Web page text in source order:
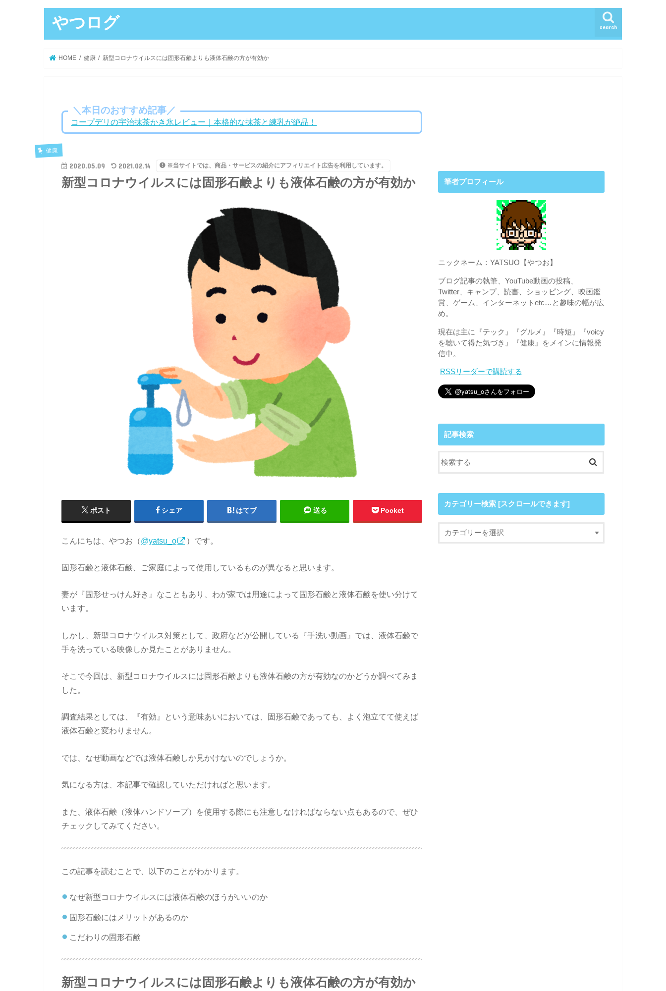
やつログ search
HOME 健康 新型コロナウイルスには固形石鹸よりも液体石鹸の方が有効か
＼本日のおすすめ記事／
コープデリの宇治抹茶かき氷レビュー｜本格的な抹茶と練乳が絶品！
健康
2020.05.09 2021.02.14 ※当サイトでは、商品・サービスの紹介にアフィリエイト広告を利用しています。
新型コロナウイルスには固形石鹸よりも液体石鹸の方が有効か
ポスト シェア はてブ 送る Pocket
こんにちは、やつお（@yatsu_o ）です。
固形石鹸と液体石鹸、ご家庭によって使用しているものが異なると思います。
妻が『固形せっけん好き』なこともあり、わが家では用途によって固形石鹸と液体石鹸を使い分けて
います。
しかし、新型コロナウイルス対策として、政府などが公開している『手洗い動画』では、液体石鹸で
手を洗っている映像しか見たことがありません。
そこで今回は、新型コロナウイルスには固形石鹸よりも液体石鹸の方が有効なのかどうか調べてみま
した。
調査結果としては、『有効』という意味あいにおいては、固形石鹸であっても、よく泡立てて使えば
液体石鹸と変わりません。
では、なぜ動画などでは液体石鹸しか見かけないのでしょうか。
気になる方は、本記事で確認していただければと思います。
また、液体石鹸（液体ハンドソープ）を使用する際にも注意しなければならない点もあるので、ぜひ
チェックしてみてください。
この記事を読むことで、以下のことがわかります。
なぜ新型コロナウイルスには液体石鹸のほうがいいのか
固形石鹸にはメリットがあるのか
こだわりの固形石鹸
新型コロナウイルスには固形石鹸よりも液体石鹸の方が有効か
筆者プロフィール
ニックネーム：YATSUO【やつお】
ブログ記事の執筆、YouTube動画の投稿、
Twitter、キャンプ、読書、ショッピング、映画鑑
賞、ゲーム、インターネットetc…と趣味の幅が広
め。
現在は主に『テック』『グルメ』『時短』『voicy
を聴いて得た気づき』『健康』をメインに情報発
信中。
RSSリーダーで購読する
記事検索
カテゴリー検索 [スクロールできます]